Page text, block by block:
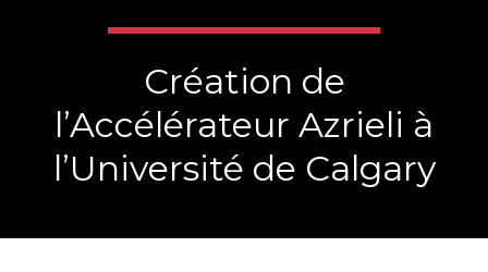
Création de
l’Accélérateur Azrieli à
l’Université de Calgary